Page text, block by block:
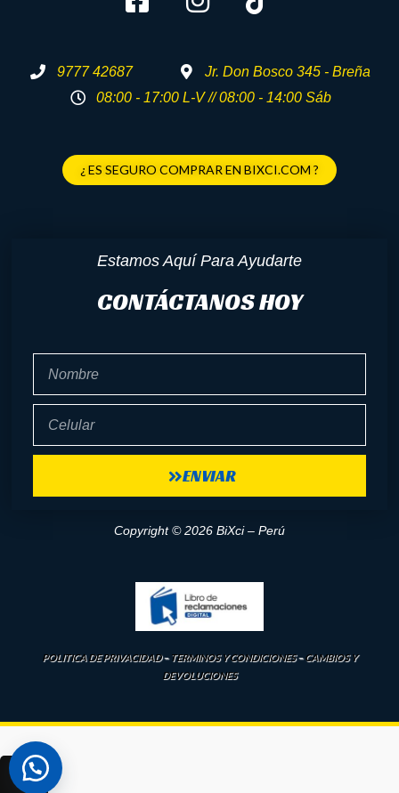
9777 42687
Jr. Don Bosco 345 - Breña
08:00 - 17:00 L-V // 08:00 - 14:00 Sáb
¿ ES SEGURO COMPRAR EN BIXCI.COM ?
Estamos Aquí Para Ayudarte
CONTÁCTANOS HOY
ENVIAR
Copyright © 2026 BiXci – Perú
POLITICA DE PRIVACIDAD–TERMINOS Y CONDICIONES–CAMBIOS Y
DEVOLUCIONES